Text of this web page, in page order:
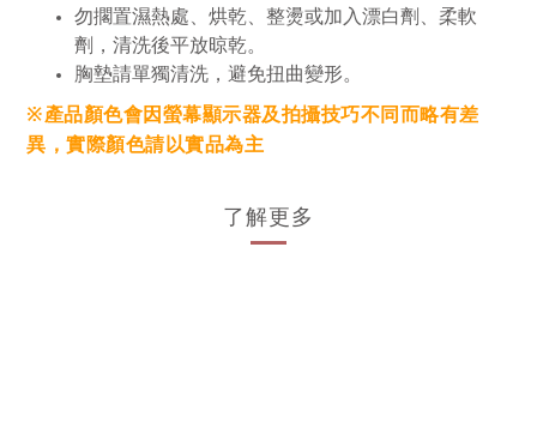
勿擱置濕熱處、烘乾、整燙或加入漂白劑、柔軟
劑，清洗後平放晾乾。
胸墊請單獨清洗，避免扭曲變形。
※產品顏色會因螢幕顯示器及拍攝技巧不同而略有差
異，實際顏色請以實品為主
了解更多